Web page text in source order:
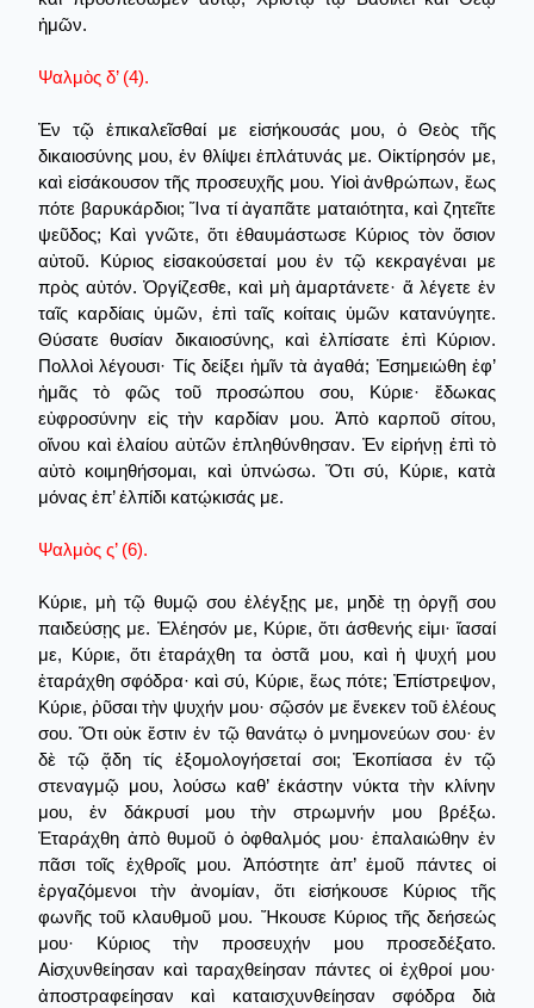
ἡμῶν.
Ψαλμὸς δ’ (4).
Ἐν τῷ ἐπικαλεῖσθαί με εἰσήκουσάς μου, ὁ Θεὸς τῆς
δικαιοσύνης μου, ἐν θλίψει ἐπλάτυνάς με. Οἰκτίρησόν με,
καὶ εἰσάκουσον τῆς προσευχῆς μου. Υἱοὶ ἀνθρώπων, ἔως
πότε βαρυκάρδιοι; Ἵνα τί ἀγαπᾶτε ματαιότητα, καὶ ζητεῖτε
ψεῦδος; Καὶ γνῶτε, ὅτι ἐθαυμάστωσε Κύριος τὸν ὅσιον
αὐτοῦ. Κύριος εἰσακούσεταί μου ἐν τῷ κεκραγέναι με
πρὸς αὐτόν. Ὀργίζεσθε, καὶ μὴ ἁμαρτάνετε· ἅ λέγετε ἐν
ταῖς καρδίαις ὑμῶν, ἐπὶ ταῖς κοίταις ὑμῶν κατανύγητε.
Θύσατε θυσίαν δικαιοσύνης, καὶ ἐλπίσατε ἐπὶ Κύριον.
Πολλοὶ λέγουσι· Τίς δείξει ἡμῖν τὰ ἀγαθά; Ἐσημειώθη ἐφ’
ἡμᾶς τὸ φῶς τοῦ προσώπου σου, Κύριε· ἔδωκας
εὐφροσύνην εἰς τὴν καρδίαν μου. Ἀπὸ καρποῦ σίτου,
οἴνου καὶ ἐλαίου αὐτῶν ἐπληθύνθησαν. Ἐν εἰρήνῃ ἐπὶ τὸ
αὐτὸ κοιμηθήσομαι, καὶ ὑπνώσω. Ὅτι σύ, Κύριε, κατὰ
μόνας ἐπ’ ἐλπίδι κατῴκισάς με.
Ψαλμὸς ς’ (6).
Κύριε, μὴ τῷ θυμῷ σου ἐλέγξῃς με, μηδὲ τῃ ὀργῇ σου
παιδεύσῃς με. Ἐλέησόν με, Κύριε, ὅτι άσθενής εἰμι· ἴασαί
με, Κύριε, ὅτι ἐταράχθη τα ὀστᾶ μου, καὶ ἡ ψυχή μου
ἐταράχθη σφόδρα· καὶ σύ, Κύριε, ἕως πότε; Ἐπίστρεψον,
Κύριε, ῥῦσαι τὴν ψυχήν μου· σῷσόν με ἕνεκεν τοῦ ἐλέους
σου. Ὅτι οὐκ ἔστιν ἐν τῷ θανάτῳ ὁ μνημονεύων σου· ἐν
δὲ τῷ ᾅδη τίς ἐξομολογήσεταί σοι; Ἐκοπίασα ἐν τῷ
στεναγμῷ μου, λούσω καθ’ ἑκάστην νύκτα τὴν κλίνην
μου, ἐν δάκρυσί μου τὴν στρωμνήν μου βρέξω.
Ἐταράχθη ἀπὸ θυμοῦ ὁ ὀφθαλμός μου· ἐπαλαιώθην ἐν
πᾶσι τοῖς ἐχθροῖς μου. Ἀπόστητε ἀπ’ ἐμοῦ πάντες οἱ
ἐργαζόμενοι τὴν ἀνομίαν, ὅτι εἰσήκουσε Κύριος τῆς
φωνῆς τοῦ κλαυθμοῦ μου. Ἤκουσε Κύριος τῆς δεήσεώς
μου· Κύριος τὴν προσευχήν μου προσεδέξατο.
Αἰσχυνθείησαν καὶ ταραχθείησαν πάντες οἱ ἐχθροί μου·
ἀποστραφείησαν καὶ καταισχυνθείησαν σφόδρα διὰ